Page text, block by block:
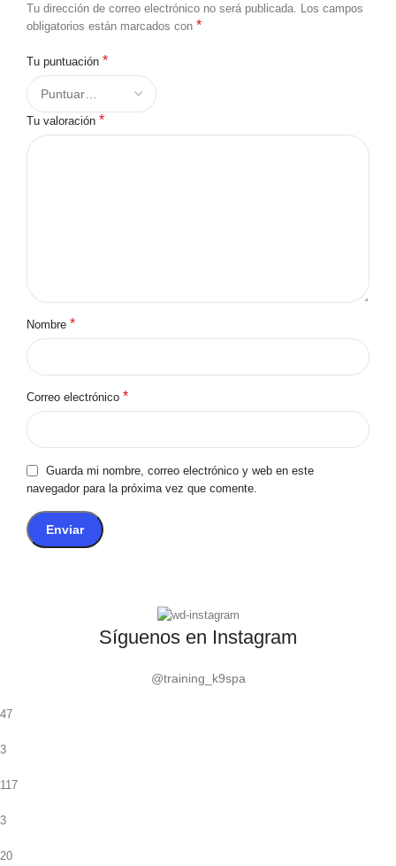
Tu dirección de correo electrónico no será publicada. Los campos
obligatorios están marcados con *
Tu puntuación *
Tu valoración *
Nombre *
Correo electrónico *
Guarda mi nombre, correo electrónico y web en este
navegador para la próxima vez que comente.
Síguenos en Instagram
@training_k9spa
47
3
117
3
20